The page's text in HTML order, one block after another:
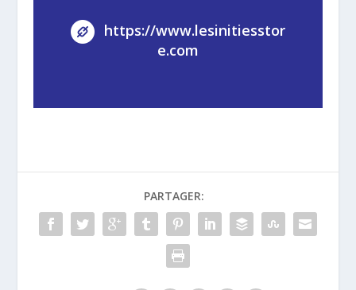
https://www.lesinitiesstor
e.com
PARTAGER: